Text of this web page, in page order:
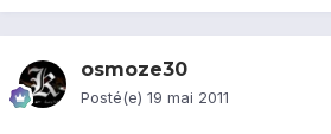
osmoze30
Posté(e) 19 mai 2011